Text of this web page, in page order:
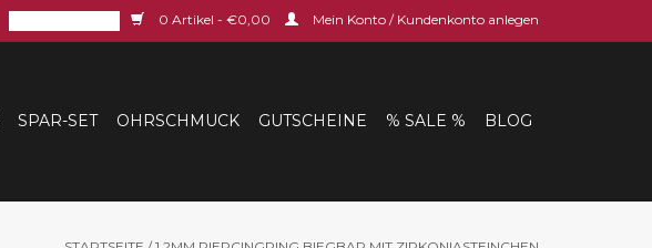
0 Artikel - €0,00 Mein Konto / Kundenkonto anlegen
SPAR-SET OHRSCHMUCK GUTSCHEINE % SALE % BLOG